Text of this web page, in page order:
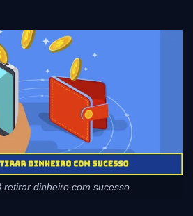
retirar dinheiro com sucesso